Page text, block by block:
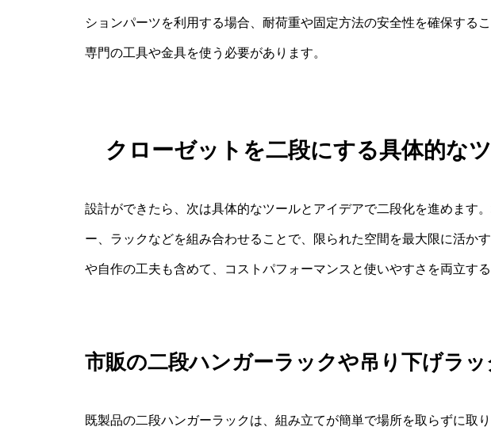
ションパーツを利用する場合、耐荷重や固定方法の安全性を確保する
専門の工具や金具を使う必要があります。
クローゼットを二段にする具体的な
設計ができたら、次は具体的なツールとアイデアで二段化を進めます
ー、ラックなどを組み合わせることで、限られた空間を最大限に活か
や自作の工夫も含めて、コストパフォーマンスと使いやすさを両立する
市販の二段ハンガーラックや吊り下げラッ
既製品の二段ハンガーラックは、組み立てが簡単で場所を取らずに取